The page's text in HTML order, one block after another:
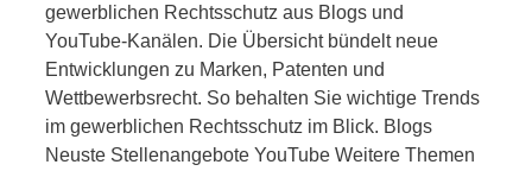
gewerblichen Rechtsschutz aus Blogs und
YouTube-Kanälen. Die Übersicht bündelt neue
Entwicklungen zu Marken, Patenten und
Wettbewerbsrecht. So behalten Sie wichtige Trends
im gewerblichen Rechtsschutz im Blick. Blogs
Neuste Stellenangebote YouTube Weitere Themen